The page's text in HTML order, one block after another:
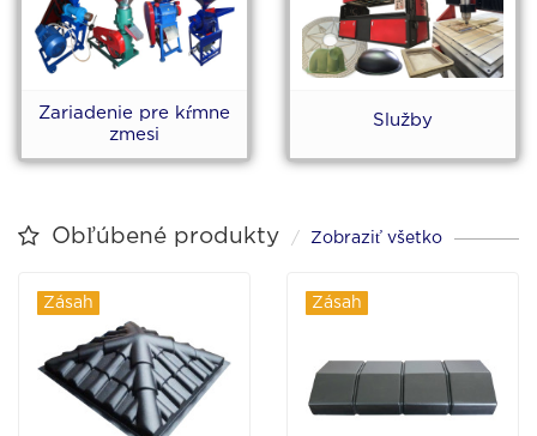
Zariadenie pre kŕmne
zmesi
Služby
Obľúbené produkty Zobraziť všetko
Zásah Zásah